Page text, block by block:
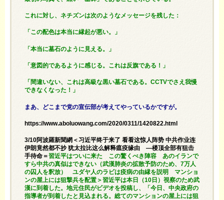
これに対し、ネチズンは次のようなメッセージを残した：
「この配色は本当に縁起が悪い。」
「本当に墓石のように見える。」
「意図的であるように感じる。これは反旗である！」
「間違いない、これは高級な黒い墓石である。CCTVでさえ我慢
できなくなった！」
まあ、どこまで党の宣伝部が考えてやっているかですが。
https://www.aboluowang.com/2020/0311/1420822.html
3/10阿波羅新聞網＜习近平终于来了 看看这惊人阵势 中共作业连
伊朗竟然都不抄 犹太拉比这么解释瘟疫缘由 —楼顶全部有狙击
手待命＝習近平はついに来た この驚くべき陣容 あのイランで
すら中共の真似はできない（武漢肺炎の拡散予防のため、7万人
の囚人を釈放） ユダヤ人のラビは疫病の由縁を説明 マンショ
ンの屋上には狙撃兵を配置＞習近平は本日（10日）視察のため武
漢に到着した。地元住民がビデオを投稿し、「今日、中央政府の
指導者が到着したと見込まれる。総てのマンションの屋上には狙